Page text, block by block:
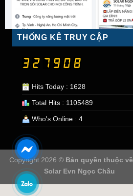
THỐNG KÊ TRUY CẬP
Hits Today : 1628
Total Hits : 1105489
Who's Online : 4
Copyright 2026 © Bản quyền thuộc về
Solar Evn Ngọc Châu